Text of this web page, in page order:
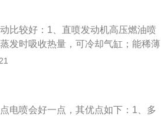
加剂使用。
比较好：1、直喷发动机高压燃油喷
发时吸收热量，可冷却气缸；能稀薄
发动机多，燃烧充分，减少了C0的产
功，直喷发动机就会更省油；3、多
出更大的动力，可采用顺序喷射，因
电喷会好一点，其优点如下：1、多